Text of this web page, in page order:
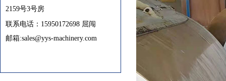
2159号3号房
联系电话：15950172698 屈闯
邮箱:sales@yys-machinery.com